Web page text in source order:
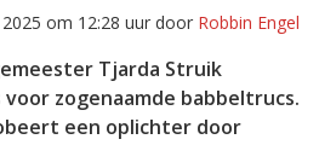
om 12:28 uur door Robbin Engel
Tjarda Struik
zogenaamde babbeltrucs.
een oplichter door